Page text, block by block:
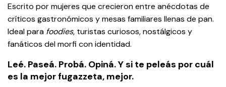
Escrito por mujeres que crecieron entre anécdotas de
críticos gastronómicos y mesas familiares llenas de pan.
Ideal para foodies, turistas curiosos, nostálgicos y
fanáticos del morfi con identidad.
Leé. Paseá. Probá. Opiná. Y si te peleás por cuál
es la mejor fugazzeta, mejor.